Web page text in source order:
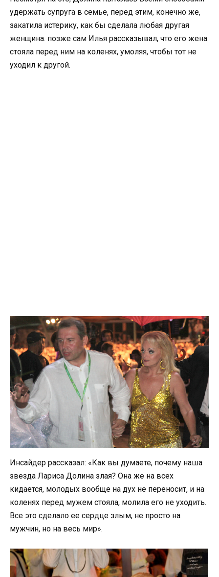
удержать супруга в семье, перед этим, конечно же,
закатила истерику, как бы сделала любая другая
женщина. позже сам Илья рассказывал, что его жена
стояла перед ним на коленях, умоляя, чтобы тот не
уходил к другой.
Инсайдер рассказал: «Как вы думаете, почему наша
звезда Лариса Долина злая? Она же на всех
кидается, молодых вообще на дух не переносит, и на
коленях перед мужем стояла, молила его не уходить.
Все это сделало ее сердце злым, не просто на
мужчин, но на весь мир».